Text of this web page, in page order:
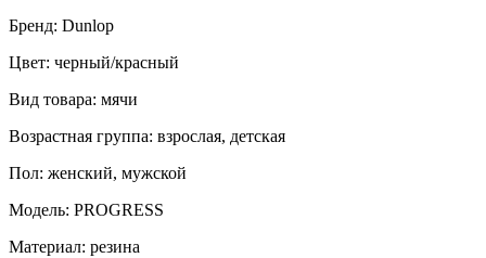
Бренд: Dunlop
Цвет: черный/красный
Вид товара: мячи
Возрастная группа: взрослая, детская
Пол: женский, мужской
Модель: PROGRESS
Материал: резина